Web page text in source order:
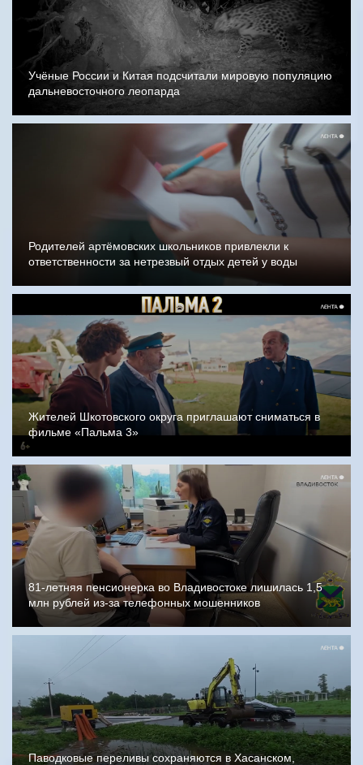
Учёные России и Китая подсчитали мировую популяцию
дальневосточного леопарда
Родителей артёмовских школьников привлекли к
ответственности за нетрезвый отдых детей у воды
Жителей Шкотовского округа приглашают сниматься в
фильме «Пальма 3»
81-летняя пенсионерка во Владивостоке лишилась 1,5
млн рублей из-за телефонных мошенников
Паводковые переливы сохраняются в Хасанском,